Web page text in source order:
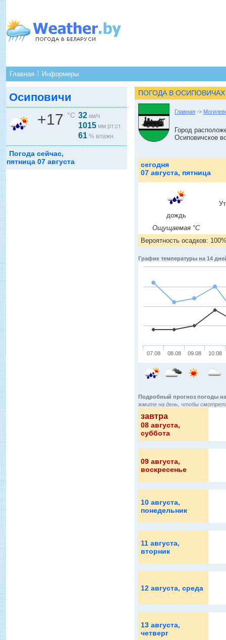
Главная Информеры
Осиповичи
+17 °C 32 км/ч
1015 мм рт.ст.
61 % влажн.
Погода сейчас,
пятница 07 августа
ПОГОДА В ОСИПОВИЧАХ
Главная ->
Город
Осиповичское
сегодня
07 августа, пятница
дождь
Ощущаемая °C
Вероятность осадков:
График температуры на 14
07.08 08.08 09.08 10.08
Подробный прогноз погоды
жмите на день, чтобы
завтра
08 августа,
суббота
09 августа,
воскресенье
10 августа,
понедельник
11 августа,
вторник
12 августа, среда
13 августа,
четверг